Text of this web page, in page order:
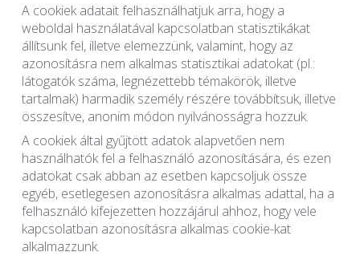
A cookiek adatait felhasználhatjuk arra, hogy a
weboldal használatával kapcsolatban statisztikákat
állítsunk fel, illetve elemezzünk, valamint, hogy az
azonosításra nem alkalmas statisztikai adatokat (pl.:
látogatók száma, legnézettebb témakörök, illetve
tartalmak) harmadik személy részére továbbítsuk, illetve
összesítve, anonim módon nyilvánosságra hozzuk.
A cookiek által gyűjtött adatok alapvetően nem
használhatók fel a felhasználó azonosítására, és ezen
adatokat csak abban az esetben kapcsoljuk össze
egyéb, esetlegesen azonosításra alkalmas adattal, ha a
felhasználó kifejezetten hozzájárul ahhoz, hogy vele
kapcsolatban azonosításra alkalmas cookie-kat
alkalmazzunk.